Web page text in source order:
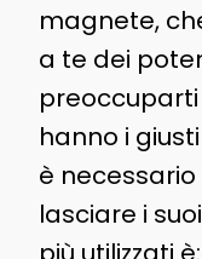
magnete,
a te dei
preoccuparti
hanno i
è
lasciare i